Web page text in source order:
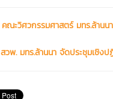
คณะวิศวกรรมศาสตร์ มทร.ล้าน
สวพ. มทร.ล้านนา จัดประชุมเชิง